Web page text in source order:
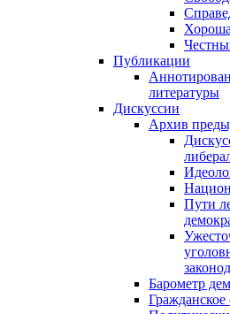
Публикации
литературы
Дискуссии
Архив
Пути
Барометр